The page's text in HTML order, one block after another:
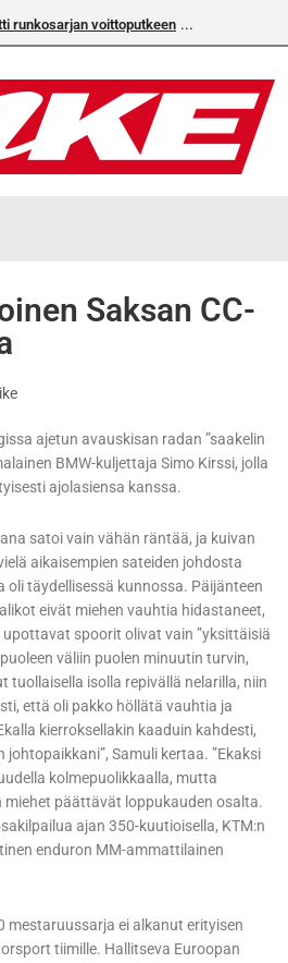
runkosarjan voittoputkeen
Saksan CC-
ajetun avauskisan radan ”saakelin
BMW-kuljettaja Simo Kirssi, jolla
ajolasiensa kanssa.
satoi vain vähän räntää, ja kuivan
aikaisempien sateiden johdosta
oli täydellisessä kunnossa. Päijänteen
eivät miehen vauhtia hidastaneet,
spoorit olivat vain ”yksittäisiä
väliin puolen minuutin turvin,
tuollaisella isolla repivällä nelarilla, niin
että oli pakko höllätä vauhtia ja
kierroksellakin kaaduin kahdesti,
Samuli kertaa. ”Ekaksi
kolmepuolikkaalla, mutta
päättävät loppukauden osalta.
ajan 350-kuutioisella, KTM:n
enduron MM-ammattilainen
mestaruussarja ei alkanut erityisen
tiimille. Hallitseva Euroopan